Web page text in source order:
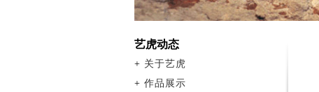
艺虎动态
+ 关于艺虎
+ 作品展示